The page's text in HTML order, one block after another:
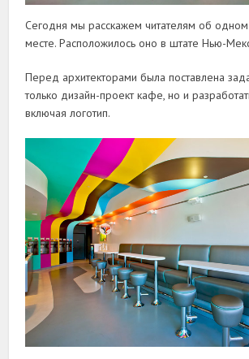
Сегодня мы расскажем читателям об
месте. Расположилось оно в штате Нью-
Перед архитекторами была поставлена
только дизайн-проект кафе, но и
включая логотип.